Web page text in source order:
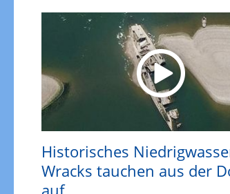
Historisches
Wracks tauchen aus der
auf